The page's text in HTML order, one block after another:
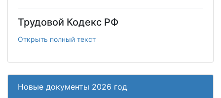
Трудовой Кодекс РФ
Открыть полный текст
Новые документы 2026 год